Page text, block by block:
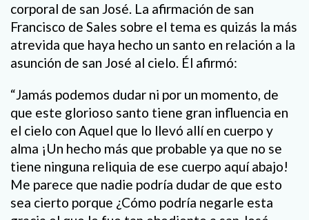
corporal de san José. La afirmación de san
Francisco de Sales sobre el tema es quizás la más
atrevida que haya hecho un santo en relación a la
asunción de san José al cielo. Él afirmó:
“Jamás podemos dudar ni por un momento, de
que este glorioso santo tiene gran influencia en
el cielo con Aquel que lo llevó allí en cuerpo y
alma ¡Un hecho más que probable ya que no se
tiene ninguna reliquia de ese cuerpo aquí abajo!
Me parece que nadie podría dudar de que esto
sea cierto porque ¿Cómo podría negarle esta